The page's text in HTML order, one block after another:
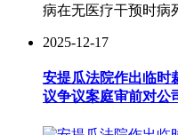
病在无医疗干预时病
2025-12-17
安提瓜法院作出临时
议争议案庭审前对公